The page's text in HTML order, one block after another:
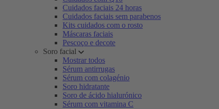
Cuidados faciais 24 horas
Cuidados faciais sem parabenos
Kits cuidados com o rosto
Máscaras faciais
Pescoço e decote
Soro facial
Mostrar todos
Sérum antirrugas
Sérum com colagénio
Soro hidratante
Soro de ácido hialurónico
Sérum com vitamina C